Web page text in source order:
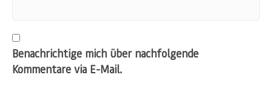
Benachrichtige mich über nachfolgende
Kommentare via E-Mail.